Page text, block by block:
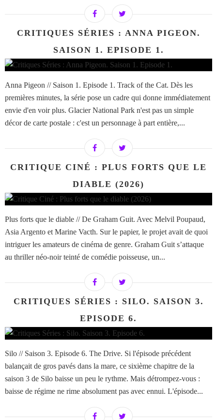
CRITIQUES SÉRIES : ANNA PIGEON.
SAISON 1. EPISODE 1.
Anna Pigeon // Saison 1. Episode 1. Track of the Cat. Dès les
premières minutes, la série pose un cadre qui donne immédiatement
envie d'en voir plus. Glacier National Park n'est pas un simple
décor de carte postale : c'est un personnage à part entière,...
CRITIQUE CINÉ : PLUS FORTS QUE LE
DIABLE (2026)
Plus forts que le diable // De Graham Guit. Avec Melvil Poupaud,
Asia Argento et Marine Vacth. Sur le papier, le projet avait de quoi
intriguer les amateurs de cinéma de genre. Graham Guit s’attaque
au thriller néo-noir teinté de comédie poisseuse, un...
CRITIQUES SÉRIES : SILO. SAISON 3.
EPISODE 6.
Silo // Saison 3. Episode 6. The Drive. Si l'épisode précédent
balançait de gros pavés dans la mare, ce sixième chapitre de la
saison 3 de Silo baisse un peu le rythme. Mais détrompez-vous :
baisse de régime ne rime absolument pas avec ennui. L'épisode...